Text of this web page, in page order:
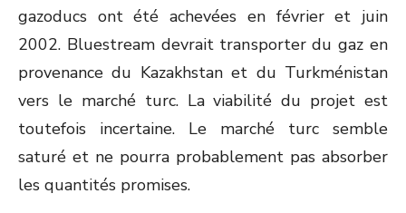
gazoducs ont été achevées en février et juin
2002. Bluestream devrait transporter du gaz en
provenance du Kazakhstan et du Turkménistan
vers le marché turc. La viabilité du projet est
toutefois incertaine. Le marché turc semble
saturé et ne pourra probablement pas absorber
les quantités promises.